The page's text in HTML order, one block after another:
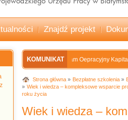
Znajdź projekt
KOMUNIKATProgram Oepracyjny Kapitał
Strona główna Bezpłatne szkolenia
Wiek i wiedza – kompleksowe wsparcie
roku życia
Wiek i wiedza –